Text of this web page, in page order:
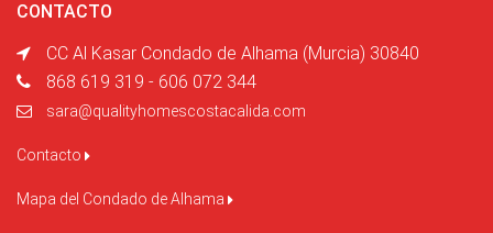
CONTACTO
CC Al Kasar Condado de Alhama (Murcia) 30840
868 619 319 - 606 072 344
sara@qualityhomescostacalida.com
Contacto
Mapa del Condado de Alhama